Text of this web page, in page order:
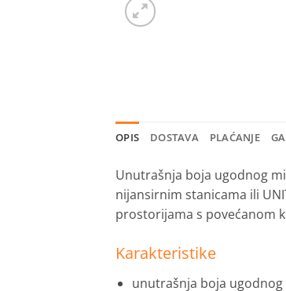
OPIS DOSTAVA PLAĆANJE
Unutrašnja boja ugodnog
nijansirnim stanicama ili
prostorijama s povećanom
Karakteristike
unutrašnja boja